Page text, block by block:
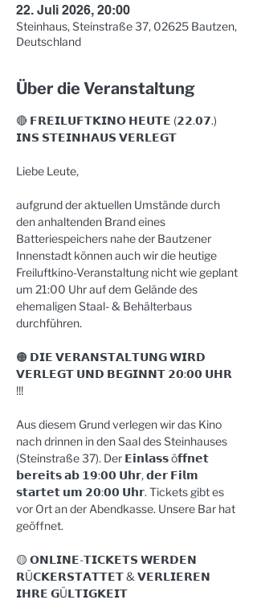
22. Juli 2026, 20:00
Steinhaus, Steinstraße 37, 02625 Bautzen,
Deutschland
Über die Veranstaltung
🔴 𝗙𝗥𝗘𝗜𝗟𝗨𝗙𝗧𝗞𝗜𝗡𝗢 𝗛𝗘𝗨𝗧𝗘 (𝟮𝟮.𝟬𝟳.)
𝗜𝗡𝗦 𝗦𝗧𝗘𝗜𝗡𝗛𝗔𝗨𝗦 𝗩𝗘𝗥𝗟𝗘𝗚𝗧
Liebe Leute,
aufgrund der aktuellen Umstände durch
den anhaltenden Brand eines
Batteriespeichers nahe der Bautzener
Innenstadt können auch wir die heutige
Freiluftkino-Veranstaltung nicht wie geplant
um 21:00 Uhr auf dem Gelände des
ehemaligen Staal- & Behälterbaus
durchführen.
🟠 𝗗𝗜𝗘 𝗩𝗘𝗥𝗔𝗡𝗦𝗧𝗔𝗟𝗧𝗨𝗡𝗚 𝗪𝗜𝗥𝗗
𝗩𝗘𝗥𝗟𝗘𝗚𝗧 𝗨𝗡𝗗 𝗕𝗘𝗚𝗜𝗡𝗡𝗧 𝟮𝟬:𝟬𝟬 𝗨𝗛𝗥
!!!
Aus diesem Grund verlegen wir das Kino
nach drinnen in den Saal des Steinhauses
(Steinstraße 37). Der 𝗘𝗶𝗻𝗹𝗮𝘀𝘀 ö𝗳𝗳𝗻𝗲𝘁
𝗯𝗲𝗿𝗲𝗶𝘁𝘀 𝗮𝗯 𝟭𝟵:𝟬𝟬 𝗨𝗵𝗿, 𝗱𝗲𝗿 𝗙𝗶𝗹𝗺
𝘀𝘁𝗮𝗿𝘁𝗲𝘁 𝘂𝗺 𝟮𝟬:𝟬𝟬 𝗨𝗵𝗿. Tickets gibt es
vor Ort an der Abendkasse. Unsere Bar hat
geöffnet.
🟡 𝗢𝗡𝗟𝗜𝗡𝗘-𝗧𝗜𝗖𝗞𝗘𝗧𝗦 𝗪𝗘𝗥𝗗𝗘𝗡
𝗥Ü𝗖𝗞𝗘𝗥𝗦𝗧𝗔𝗧𝗧𝗘𝗧 & 𝗩𝗘𝗥𝗟𝗜𝗘𝗥𝗘𝗡
𝗜𝗛𝗥𝗘 𝗚Ü𝗟𝗧𝗜𝗚𝗞𝗘𝗜𝗧